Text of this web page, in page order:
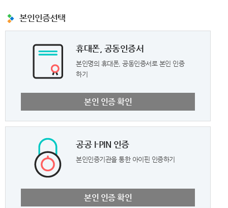
본인인증선택
휴대폰, 공동인증서
본인명의 휴대폰, 공동인증서로 본인 인증
하기
본인 인증 확인
공공 I-PIN 인증
본인인증기관을 통한 아이핀 인증하기
본인 인증 확인